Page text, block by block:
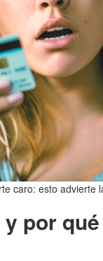
caro: esto advierte
y por